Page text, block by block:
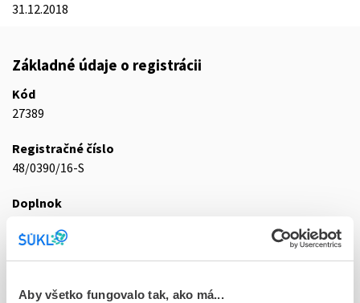
Aby všetko fungovalo tak, ako má...
31.12.2018
Základné údaje o registrácii
Kód
27389
Registračné číslo
48/0390/16-S
Doplnok
Stav